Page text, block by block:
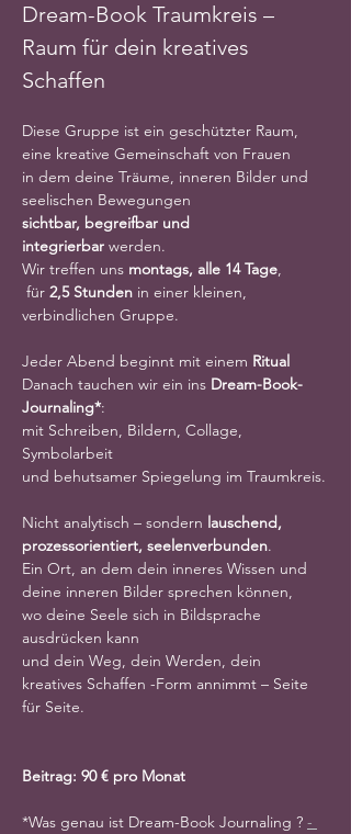
Dream-Book Traumkreis –
Raum für dein kreatives
Schaffen
Diese Gruppe ist ein geschützter Raum,
eine kreative Gemeinschaft von Frauen
in dem deine Träume, inneren Bilder und
seelischen Bewegungen
sichtbar, begreifbar und
integrierbar werden.
Wir treffen uns montags, alle 14 Tage,
für 2,5 Stunden in einer kleinen,
verbindlichen Gruppe.
Jeder Abend beginnt mit einem Ritual
Danach tauchen wir ein ins Dream-Book-
Journaling*:
mit Schreiben, Bildern, Collage,
Symbolarbeit
und behutsamer Spiegelung im Traumkreis.
Nicht analytisch – sondern lauschend,
prozessorientiert, seelenverbunden.
Ein Ort, an dem dein inneres Wissen und
deine inneren Bilder sprechen können,
wo deine Seele sich in Bildsprache
ausdrücken kann
und dein Weg, dein Werden, dein
kreatives Schaffen -Form annimmt – Seite
für Seite.
Beitrag: 90 € pro Monat
*Was genau ist Dream-Book Journaling ? -